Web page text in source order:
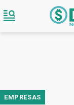
EMPRESAS